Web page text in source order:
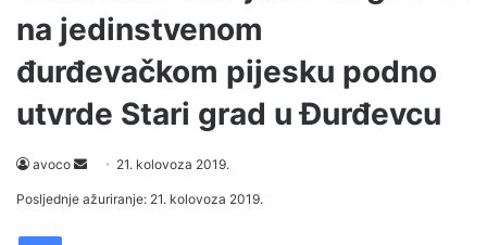
na jedinstvenom
đurđevačkom pijesku podno
utvrde Stari grad u Đurđevcu
avoco
Send
an
21. kolovoza 2019.
Posljednje ažuriranje: 21. kolovoza 2019.
Facebook